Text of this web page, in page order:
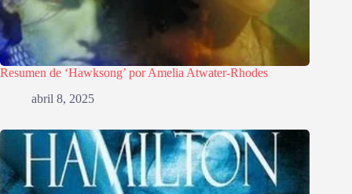
Resumen de ‘Hawksong’ por Amelia Atwater-Rhodes
abril 8, 2025